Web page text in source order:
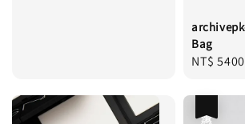
Bag
Sale
NT$ 5400